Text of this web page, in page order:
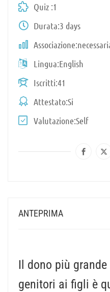
ANTEPRIMA
Il dono più
genitori ai figli è
Quiz 1
Durata 3 days
Associazione
Lingua English
Iscritti 41
AttestatoSi
Valutazione Self